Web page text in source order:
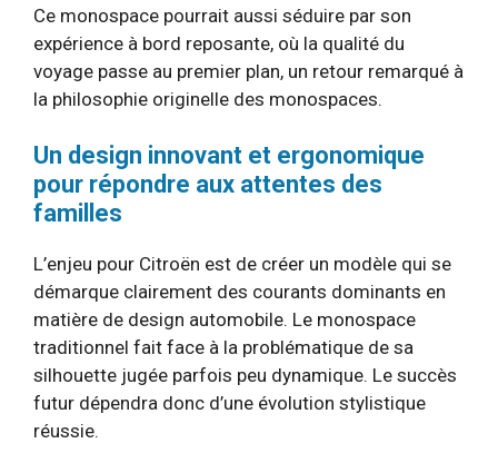
Ce monospace pourrait aussi séduire par son
expérience à bord reposante, où la qualité du
voyage passe au premier plan, un retour remarqué à
la philosophie originelle des monospaces.
Un design innovant et ergonomique
pour répondre aux attentes des
familles
L’enjeu pour Citroën est de créer un modèle qui se
démarque clairement des courants dominants en
matière de design automobile. Le monospace
traditionnel fait face à la problématique de sa
silhouette jugée parfois peu dynamique. Le succès
futur dépendra donc d’une évolution stylistique
réussie.